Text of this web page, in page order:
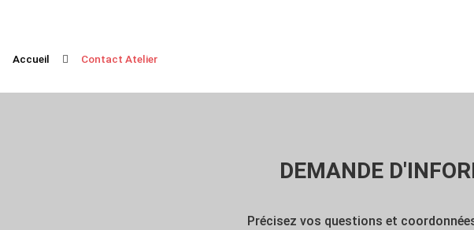
Accueil Contact Atelier
DEMANDE
Précisez vos questions et